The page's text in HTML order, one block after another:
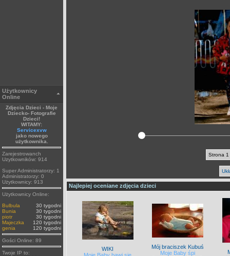
Użytkownicy
Online
Zdjęcia Dzieci - Moje
Dziecko- Fotografie
Dzieci!
WITAMY:
Servicexvw
jako nowego
użytkownika.
Zarejestrowanch
Uzytkowników: 914
Super Administratorzy: 1
Administratorzy: 0
Użytkownicy: 913
Użytkownicy Online:
Bulbula
30 tygodni
Bunia
30 tygodni
piotr
30 tygodni
Majeczka
120 tygodni
genia
120 tygodni
Gości Online: 89
Twoje IP to:
Strona 1
Najlepiej oceniane zdjęcia dzieci
WIKI
Mój braciszek Kubuś
Moje Baby śpi